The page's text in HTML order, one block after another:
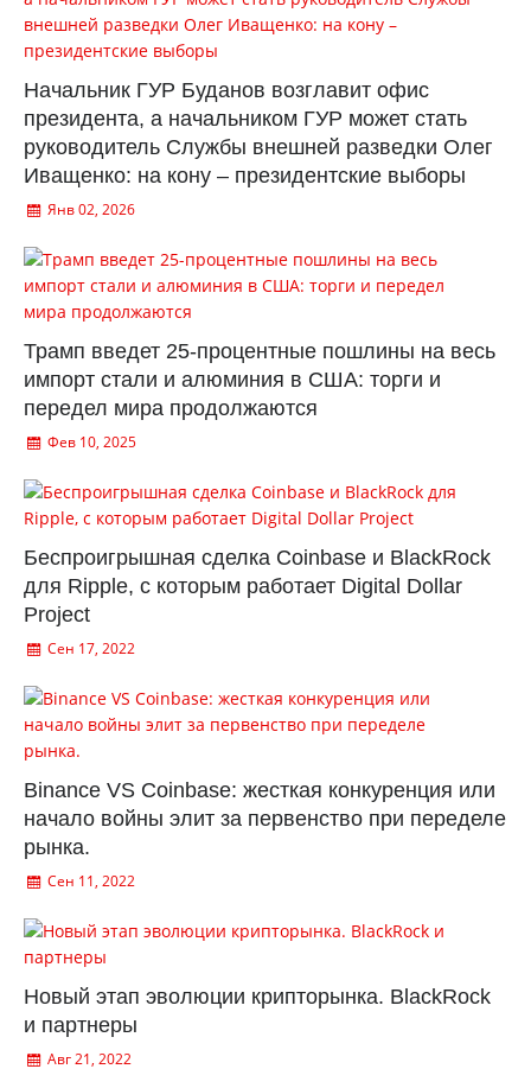
Начальник ГУР Буданов возглавит офис
президента, а начальником ГУР может стать
руководитель Службы внешней разведки Олег
Иващенко: на кону – президентские выборы
Янв 02, 2026
Трамп введет 25-процентные пошлины на весь
импорт стали и алюминия в США: торги и
передел мира продолжаются
Фев 10, 2025
Беспроигрышная сделка Coinbase и BlackRock
для Ripple, с которым работает Digital Dollar
Project
Сен 17, 2022
Binance VS Coinbase: жесткая конкуренция или
начало войны элит за первенство при переделе
рынка.
Сен 11, 2022
Новый этап эволюции крипторынка. BlackRock
и партнеры
Авг 21, 2022